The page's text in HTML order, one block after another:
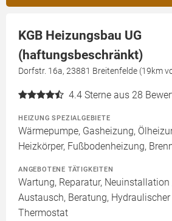
KGB Heizungsbau UG
(haftungsbeschränkt)
Dorfstr. 16a, 23881 Breitenfelde (19km
4.4 Sterne aus 28
HEIZUNG SPEZIALGEBIETE
Wärmepumpe, Gasheizung,
Heizkörper, Fußbodenheizung,
ANGEBOTENE TÄTIGKEITEN
Wartung, Reparatur,
Austausch, Beratung,
Thermostat